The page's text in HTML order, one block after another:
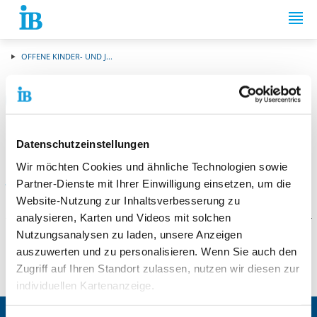
Datenschutzeinstellungen
Wir möchten Cookies und ähnliche Technologien sowie
Partner-Dienste mit Ihrer Einwilligung einsetzen, um die
Website-Nutzung zur Inhaltsverbesserung zu
analysieren, Karten und Videos mit solchen
Nutzungsanalysen zu laden, unsere Anzeigen
auszuwerten und zu personalisieren. Wenn Sie auch den
Zugriff auf Ihren Standort zulassen, nutzen wir diesen zur
individuellen Kartenanzeige.
Springe zum Inhalt
OFFENE KINDER- UND J...
Kontakt und Öffnungszeiten
Offene Kinder- und
Jugendarbeit Flüren
Weitere Angebote
Offene Kinder und Jugendarbeit Flüren